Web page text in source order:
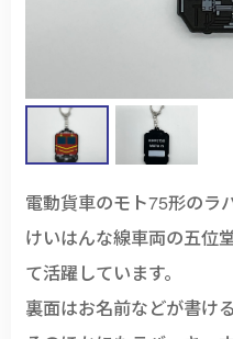
電動貨車のモト75形のラ
けいはんな線車両の五位
て活躍しています。
裏面はお名前などが書け